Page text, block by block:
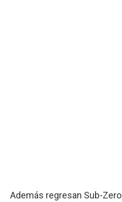
Además regresan Sub-